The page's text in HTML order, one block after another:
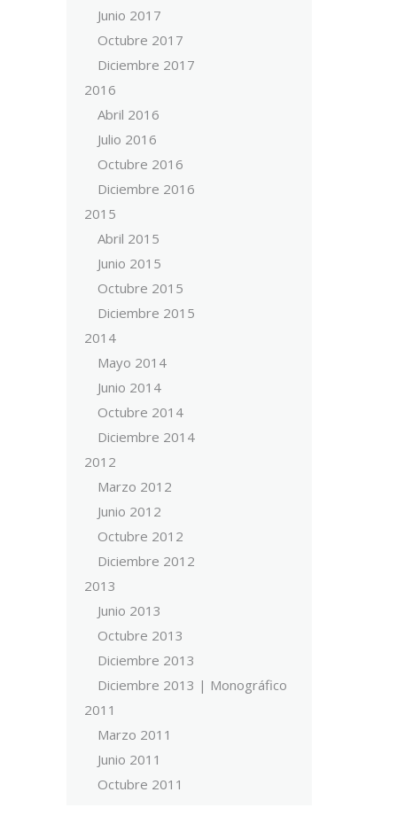
Junio 2017
Octubre 2017
Diciembre 2017
2016
Abril 2016
Julio 2016
Octubre 2016
Diciembre 2016
2015
Abril 2015
Junio 2015
Octubre 2015
Diciembre 2015
2014
Mayo 2014
Junio 2014
Octubre 2014
Diciembre 2014
2012
Marzo 2012
Junio 2012
Octubre 2012
Diciembre 2012
2013
Junio 2013
Octubre 2013
Diciembre 2013
Diciembre 2013 | Monográfico
2011
Marzo 2011
Junio 2011
Octubre 2011